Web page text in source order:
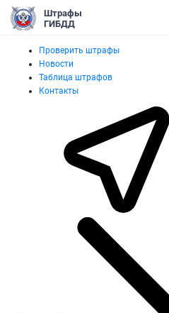
Штрафы
ГИБДД
Проверить штрафы
Новости
Таблица штрафов
Контакты